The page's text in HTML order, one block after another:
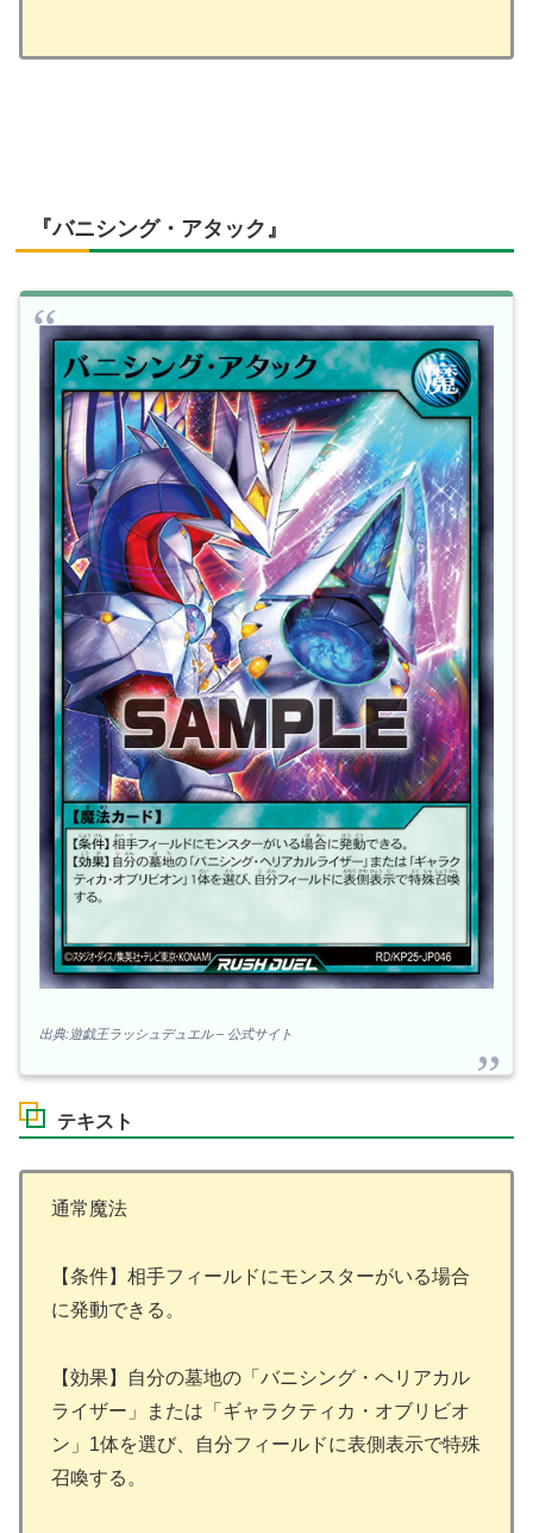
『バニシング・アタック』
出典:遊戯王ラッシュデュエル – 公式サイト
テキスト
通常魔法
【条件】相手フィールドにモンスターがいる場合
に発動できる。
【効果】自分の墓地の「バニシング・ヘリアカル
ライザー」または「ギャラクティカ・オブリビオ
ン」1体を選び、自分フィールドに表側表示で特殊
召喚する。